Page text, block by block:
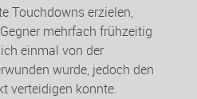
Touchdowns erzielen,
mehrfach frühzeitig
einmal von der
wurde, jedoch den
verteidigen konnte.